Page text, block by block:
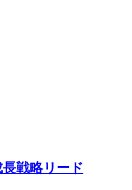
長戦略リード